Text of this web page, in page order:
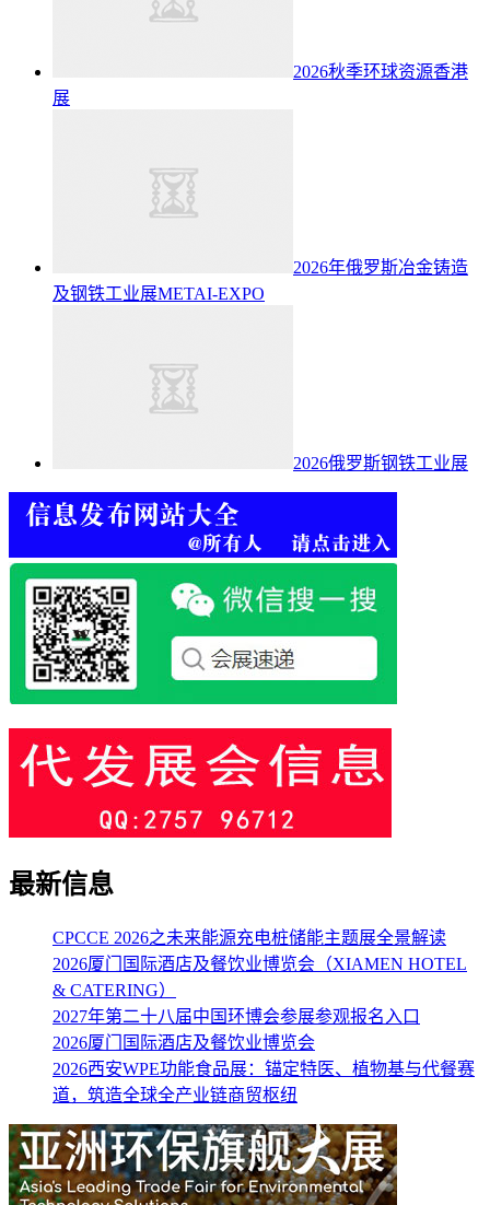
2026秋季环球资源香港
展
2026年俄罗斯冶金铸造
及钢铁工业展METAI-EXPO
2026俄罗斯钢铁工业展
最新信息
CPCCE 2026之未来能源充电桩储能主题展全景解读
2026厦门国际酒店及餐饮业博览会（XIAMEN HOTEL
& CATERING）
2027年第二十八届中国环博会参展参观报名入口
2026厦门国际酒店及餐饮业博览会
2026西安WPE功能食品展：锚定特医、植物基与代餐赛
道，筑造全球全产业链商贸枢纽